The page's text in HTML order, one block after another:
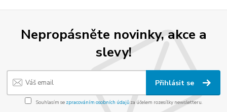
Nepropásněte novinky, akce a
slevy!
Přihlásit se
Souhlasím se zpracováním osobních údajůza účelem rozesílky newsletteru.